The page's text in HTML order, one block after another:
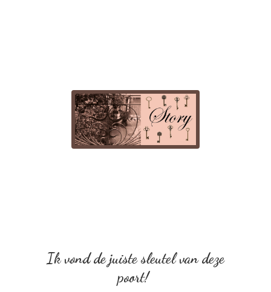
Ik vond de juiste sleutel van deze
poort!